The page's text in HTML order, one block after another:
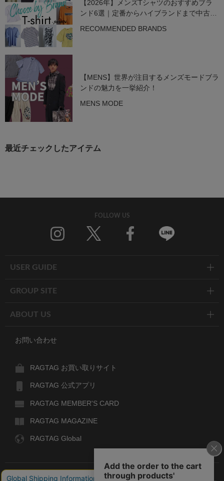
【2026年】メンズTシャツのおすすめブラ
ンド6選｜定番からハイブランドまで中古で
RECOMMENDED BRANDS
【MENS】世界が注目するメンズモードブラ
ンドの魅力を一挙紹介！
MENS MODE
最近チェックしたアイテム
FOLLOW US
USER GUIDE
GROUP SITE
ABOUT US
お問い合わせ
RAGTAG お買い取りサイト
RAGTAG 公式アプリ
RAGTAG MEMBER'S CARD
RAGTAG MAGAZINE
RAGTAG Global